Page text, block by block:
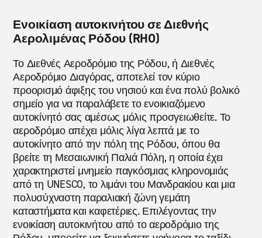
Ενοικίαση αυτοκινήτου σε Διεθνής
Αερολιμένας Ρόδου (RHO)
Το Διεθνές Αεροδρόμιο της Ρόδου, ή Διεθνές
Αεροδρόμιο Διαγόρας, αποτελεί τον κύριο
προορισμό άφιξης του νησιού και ένα πολύ βολικό
σημείο για να παραλάβετε το ενοικιαζόμενο
αυτοκίνητό σας αμέσως μόλις προσγειωθείτε. Το
αεροδρόμιο απέχει μόλις λίγα λεπτά με το
αυτοκίνητο από την πόλη της Ρόδου, όπου θα
βρείτε τη Μεσαιωνική Παλιά Πόλη, η οποία έχει
χαρακτηριστεί μνημείο παγκόσμιας κληρονομιάς
από τη UNESCO, το λιμάνι του Μανδρακίου και μια
πολυσύχναστη παραλιακή ζώνη γεμάτη
καταστήματα και καφετέριες. Επιλέγοντας την
ενοικίαση αυτοκινήτου από το αεροδρόμιο της